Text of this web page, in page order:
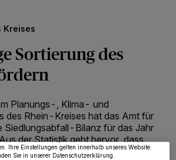
Kreises
Sortierung des
Planungs-, Klima- und
des Rhein-Kreises hat das Amt für
Siedlungsabfall-Bilanz für das Jahr
der Statistik geht hervor, dass
Erft und Gillbach im Vergleich
speichern und greifen auf personenbezogene Daten
um Ihnen Dienste bereitzustellen“ aufgeführten
sind, sind manche Inhalte und Anzeigen
zu ändern oder Ihre Einwilligung zu
den Link Einstellungen oder Ablehnen am unteren
Ihre Einstellungen gelten innerhalb unseres Website.
Sie in unserer Datenschutzerklärung.